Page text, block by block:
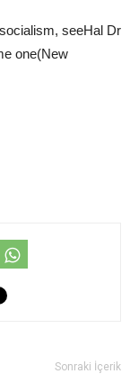
seeHal Dr
one(New
Sonraki İçerik